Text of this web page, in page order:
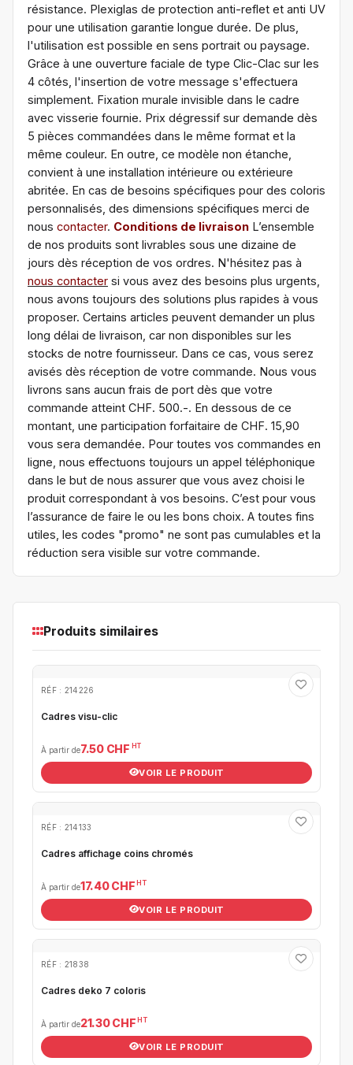
résistance. Plexiglas de protection anti-reflet et anti UV
pour une utilisation garantie longue durée. De plus,
l'utilisation est possible en sens portrait ou paysage.
Grâce à une ouverture faciale de type Clic-Clac sur les
4 côtés, l'insertion de votre message s'effectuera
simplement. Fixation murale invisible dans le cadre
avec visserie fournie. Prix dégressif sur demande dès
5 pièces commandées dans le même format et la
même couleur. En outre, ce modèle non étanche,
convient à une installation intérieure ou extérieure
abritée. En cas de besoins spécifiques pour des coloris
personnalisés, des dimensions spécifiques merci de
nous contacter. Conditions de livraison L’ensemble
de nos produits sont livrables sous une dizaine de
jours dès réception de vos ordres. N'hésitez pas à
nous contacter si vous avez des besoins plus urgents,
nous avons toujours des solutions plus rapides à vous
proposer. Certains articles peuvent demander un plus
long délai de livraison, car non disponibles sur les
stocks de notre fournisseur. Dans ce cas, vous serez
avisés dès réception de votre commande. Nous vous
livrons sans aucun frais de port dès que votre
commande atteint CHF. 500.-. En dessous de ce
montant, une participation forfaitaire de CHF. 15,90
vous sera demandée. Pour toutes vos commandes en
ligne, nous effectuons toujours un appel téléphonique
dans le but de nous assurer que vous avez choisi le
produit correspondant à vos besoins. C’est pour vous
l’assurance de faire le ou les bons choix. A toutes fins
utiles, les codes "promo" ne sont pas cumulables et la
réduction sera visible sur votre commande.
Produits similaires
RÉF : 214226
Cadres visu-clic
À partir de7.50 CHF HT
VOIR LE PRODUIT
RÉF : 214133
Cadres affichage coins chromés
À partir de17.40 CHF HT
VOIR LE PRODUIT
RÉF : 21838
Cadres deko 7 coloris
À partir de21.30 CHF HT
VOIR LE PRODUIT